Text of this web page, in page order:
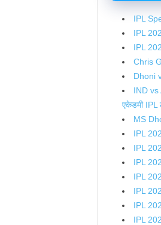
IPL
IPL
IPL
Chris
Dhoni
IND vs
एकेडमी IPL
MS
IPL
IPL
IPL
IPL
IPL
IPL
IPL